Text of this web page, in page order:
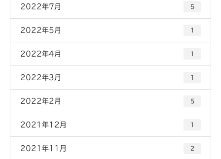
2022年7月 5
2022年5月 1
2022年4月 1
2022年3月 1
2022年2月 5
2021年12月 1
2021年11月 2